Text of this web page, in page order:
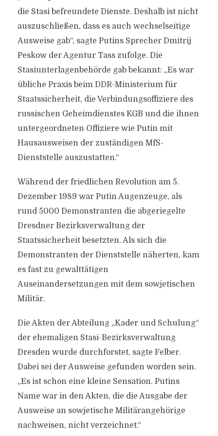
die Stasi befreundete Dienste. Deshalb ist nicht
auszuschließen, dass es auch wechselseitige
Ausweise gab“, sagte Putins Sprecher Dmitrij
Peskow der Agentur Tass zufolge. Die
Stasiunterlagenbehörde gab bekannt: „Es war
übliche Praxis beim DDR-Ministerium für
Staatssicherheit, die Verbindungsoffiziere des
russischen Geheimdienstes KGB und die ihnen
untergeordneten Offiziere wie Putin mit
Hausausweisen der zuständigen MfS-
Dienststelle auszustatten.“
Während der friedlichen Revolution am 5.
Dezember 1989 war Putin Augenzeuge, als
rund 5000 Demonstranten die abgeriegelte
Dresdner Bezirksverwaltung der
Staatssicherheit besetzten. Als sich die
Demonstranten der Dienststelle näherten, kam
es fast zu gewalttätigen
Auseinandersetzungen mit dem sowjetischen
Militär.
Die Akten der Abteilung „Kader und Schulung“
der ehemaligen Stasi-Bezirksverwaltung
Dresden wurde durchforstet, sagte Felber.
Dabei sei der Ausweise gefunden worden sein.
„Es ist schon eine kleine Sensation. Putins
Name war in den Akten, die die Ausgabe der
Ausweise an sowjetische Militärangehörige
nachweisen, nicht verzeichnet.“